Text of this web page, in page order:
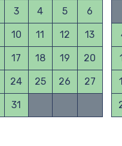
3 4 5 6
10 11 12 13
17 18 19 20
24 25 26 27
31